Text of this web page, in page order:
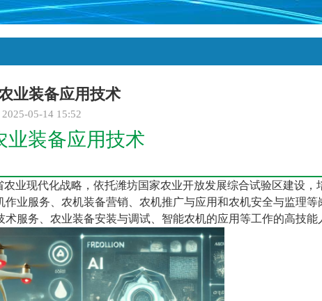
业装备应用技术
2025-05-14 15:52
业装备应用技术
业现代化战略，依托潍坊国家农业开放发展综合试验区建设，
业服务、农机装备营销、农机推广与应用和农机安全与监理等
术服务、农业装备安装与调试、智能农机的应用等工作的高技能